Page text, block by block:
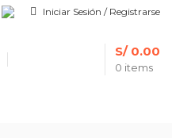
Iniciar Sesión / Registrarse
0 items
S/0.00